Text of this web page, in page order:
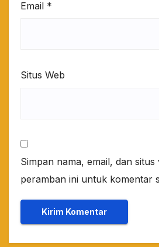
Email *
Situs Web
Simpan nama, email, dan
peramban ini untuk komentar